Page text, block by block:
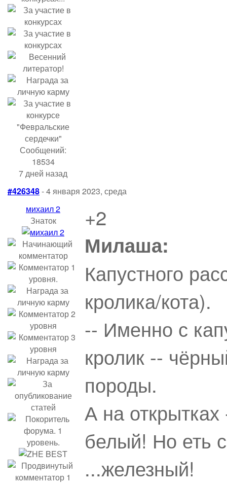
Сообщений:
18534
7 дней назад
#426348- 4 января 2023, среда
михаил 2
Знаток
+2
Милаша:
Капустного
кролика/кота).
-- Именно с
кролик --
породы.
А на
белый! Но еть
...железный!